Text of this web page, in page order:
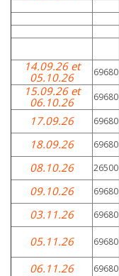
14.09.26 et
05.10.26
69680
15.09.26 et
06.10.26
69680
17.09.26 69680
18.09.26 69680
08.10.26 26500
09.10.26 69680
03.11.26 69680
05.11.26 69680
06.11.26 69680